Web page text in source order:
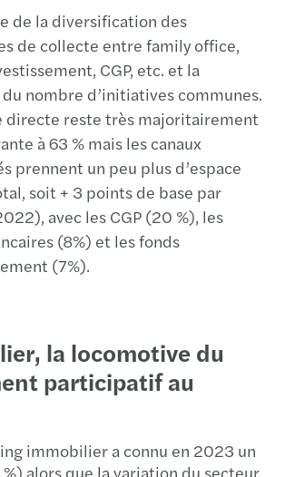
de la diversification des
de collecte entre family office,
CGP, etc. et la
nombre d’initiatives communes.
directe reste très majoritairement
à 63 % mais les canaux
prennent un peu plus d’espace
soit + 3 points de base par
avec les CGP (20 %), les
(8%) et les fonds
(7%).
la locomotive du
participatif au
immobilier a connu en 2023 un
alors que la variation du secteur